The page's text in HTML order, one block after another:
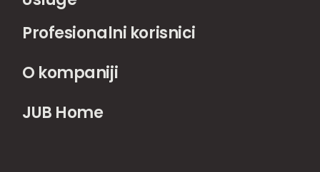
Profesionalni korisnici
O kompaniji
JUB Home